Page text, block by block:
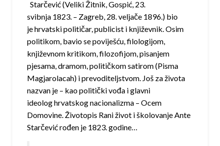
Starčević (Veliki Žitnik, Gospić, 23.
svibnja 1823. – Zagreb, 28. veljače 1896.) bio
je hrvatski političar, publicist i književnik. Osim
politikom, bavio se poviješću, filologijom,
književnom kritikom, filozofijom, pisanjem
pjesama, dramom, političkom satirom (Pisma
Magjarolacah) i prevoditeljstvom. Još za života
nazvan je – kao politički vođa i glavni
ideolog hrvatskog nacionalizma – Ocem
Domovine. Životopis Rani život i školovanje Ante
Starčević rođen je 1823. godine…